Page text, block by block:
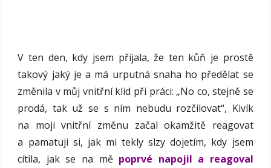
V ten den, kdy jsem přijala, že ten kůň je prostě
takový jaký je a má urputná snaha ho předělat se
změnila v můj vnitřní klid při práci: „No co, stejně se
prodá, tak už se s ním nebudu rozčilovat“, Kivík
na moji vnitřní změnu začal okamžitě reagovat
a pamatuji si, jak mi tekly slzy dojetím, kdy jsem
cítila, jak se na mě poprvé napojil a reagoval